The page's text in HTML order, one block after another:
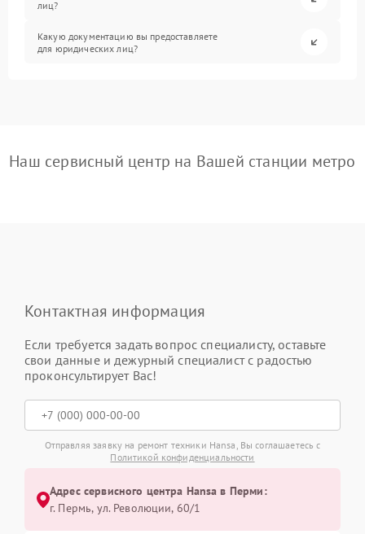
лиц?
Какую документацию вы предоставляете
для юридических лиц?
Наш сервисный центр на Вашей станции метро
Контактная информация
Если требуется задать вопрос специалисту, оставьте
свои данные и дежурный специалист с радостью
проконсультирует Вас!
Отправляя заявку на ремонт техники Hansa, Вы соглашаетесь с
Политикой конфиденциальности
Адрес сервисного центра Hansa в Перми:
г. Пермь, ул. ​Революции, 60/1